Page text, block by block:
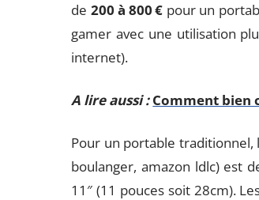
de 200 à 800 € pour un
gamer avec une utilisation
internet).
A lire aussi : Comment bien
Pour un portable traditionnel,
boulanger, amazon ldlc) est
11″ (11 pouces soit 28cm).